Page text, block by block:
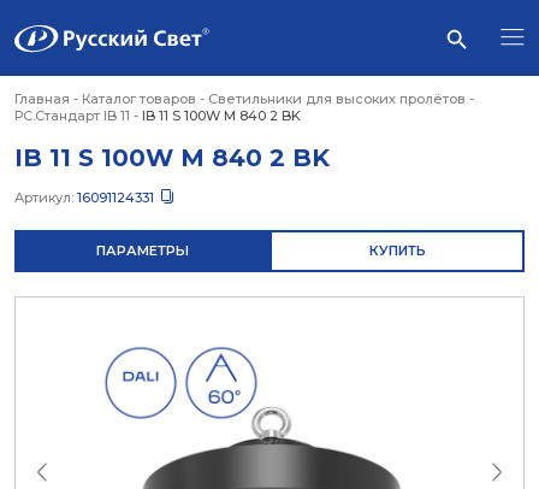
Главная - Каталог товаров - Светильники для высоких пролётов -
РС.Стандарт IB 11 - IB 11 S 100W M 840 2 BK
IB 11 S 100W M 840 2 BK
Артикул: 16091124331
ПАРАМЕТРЫ КУПИТЬ